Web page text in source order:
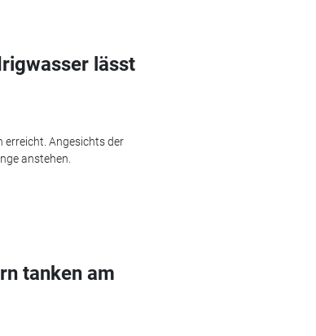
lässt
erreicht. Angesichts der
anstehen.
tanken am